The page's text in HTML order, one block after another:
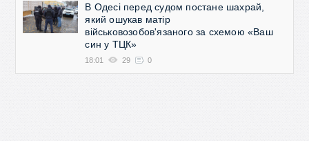
В Одесі перед судом постане шахрай,
який ошукав матір
військовозобов'язаного за схемою «Ваш
син у ТЦК»
18:01 29 0